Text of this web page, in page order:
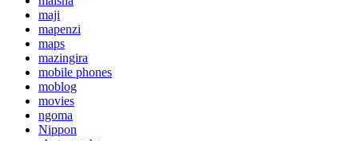
maji
mapenzi
maps
mazingira
mobile phones
moblog
movies
ngoma
Nippon